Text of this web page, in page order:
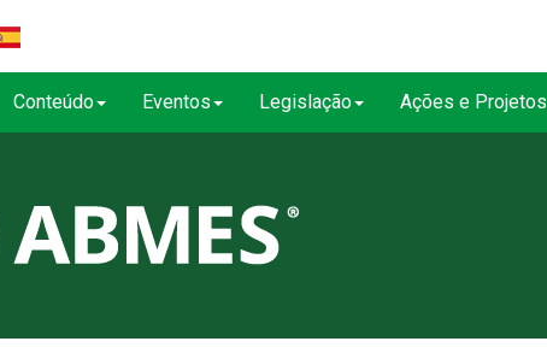
Conteúdo Eventos Legislação Ações e Projetos